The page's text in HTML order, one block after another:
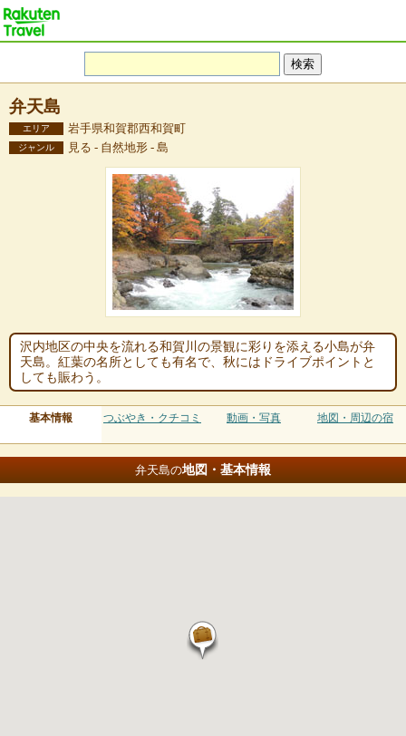
弁天島
エリア 岩手県和賀郡西和賀町
ジャンル 見る - 自然地形 - 島
沢内地区の中央を流れる和賀川の景観に彩りを添える小島が弁
天島。紅葉の名所としても有名で、秋にはドライブポイントと
しても賑わう。
基本情報 つぶやき・クチコミ 動画・写真 地図・周辺の宿
弁天島の地図・基本情報